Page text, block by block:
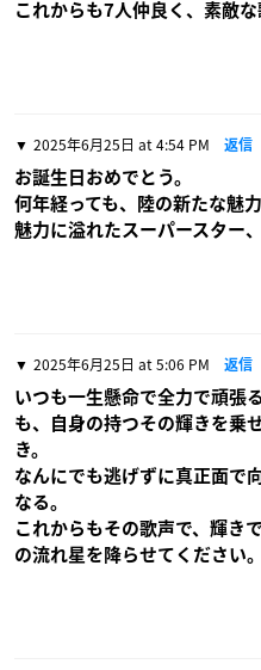
これからも7人仲良く、素敵
2025年6月25日 at 4:54 PM 返信
お誕生日おめでとう。
何年経っても、陸の新たな魅
魅力に溢れたスーパースター
2025年6月25日 at 5:06 PM 返信
いつも一生懸命で全力で頑張
も、自身の持つその輝きを乗
き。
なんにでも逃げずに真正面で
なる。
これからもその歌声で、輝き
の流れ星を降らせてください。